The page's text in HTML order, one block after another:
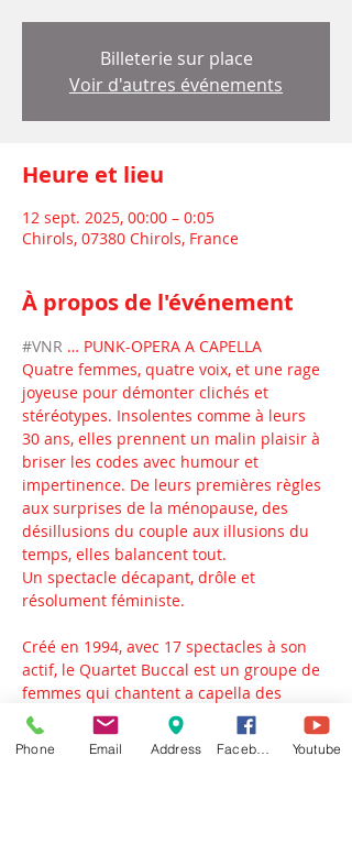
Billeterie sur place
Voir d'autres événements
Heure et lieu
12 sept. 2025, 00:00 – 0:05
Chirols, 07380 Chirols, France
À propos de l'événement
#VNR … PUNK-OPERA A CAPELLA
Quatre femmes, quatre voix, et une rage
joyeuse pour démonter clichés et
stéréotypes. Insolentes comme à leurs
30 ans, elles prennent un malin plaisir à
briser les codes avec humour et
impertinence. De leurs premières règles
aux surprises de la ménopause, des
désillusions du couple aux illusions du
temps, elles balancent tout.
Un spectacle décapant, drôle et
résolument féministe.
Créé en 1994, avec 17 spectacles à son
actif, le Quartet Buccal est un groupe de
femmes qui chantent a capella des
chansons tendres et drôles. Elles
revendiquent une liberté de parole et se
donnent le droit de passer par tous les
Phone Email Address Youtube